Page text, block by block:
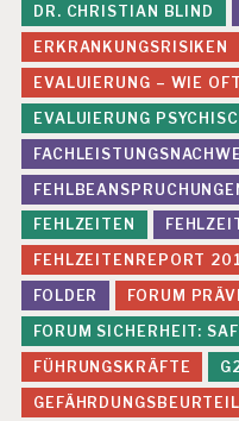
DR. CHRISTIAN BLIND
ERKRANKUNGSRISIKEN
EVALUIERUNG – WIE
EVALUIERUNG
FEHLZEITEN
FEHLZEITENREPORT
FOLDER
FORUM
FORUM SICHERHEIT:
FÜHRUNGSKRÄFTE